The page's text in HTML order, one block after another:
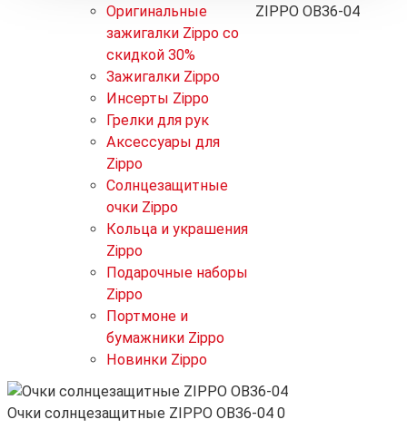
Оригинальные
зажигалки Zippo со
скидкой 30%
Зажигалки Zippo
Инсерты Zippo
Грелки для рук
Аксессуары для
Zippo
Солнцезащитные
очки Zippo
Кольца и украшения
Zippo
Подарочные наборы
Zippo
Портмоне и
бумажники Zippo
Новинки Zippo
ZIPPO OB36-04
Очки солнцезащитные ZIPPO OB36-04 0